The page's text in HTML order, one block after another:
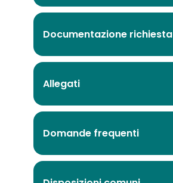
Documentazione richiesta
Allegati
Domande frequenti